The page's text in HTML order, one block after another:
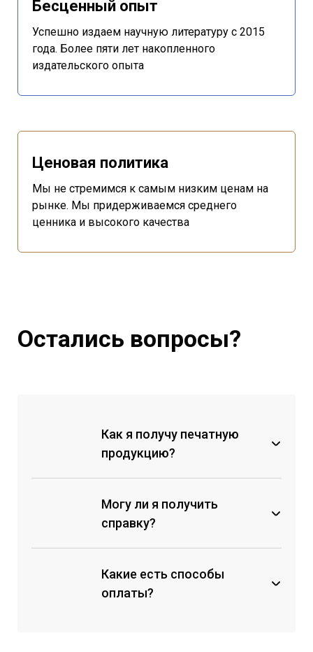
Бесценный опыт
Успешно издаем научную литературу с 2015
года. Более пяти лет накопленного
издательского опыта
Ценовая политика
Мы не стремимся к самым низким ценам на
рынке. Мы придерживаемся среднего
ценника и высокого качества
Остались вопросы?
Как я получу печатную
продукцию?
Могу ли я получить
справку?
Какие есть способы
оплаты?